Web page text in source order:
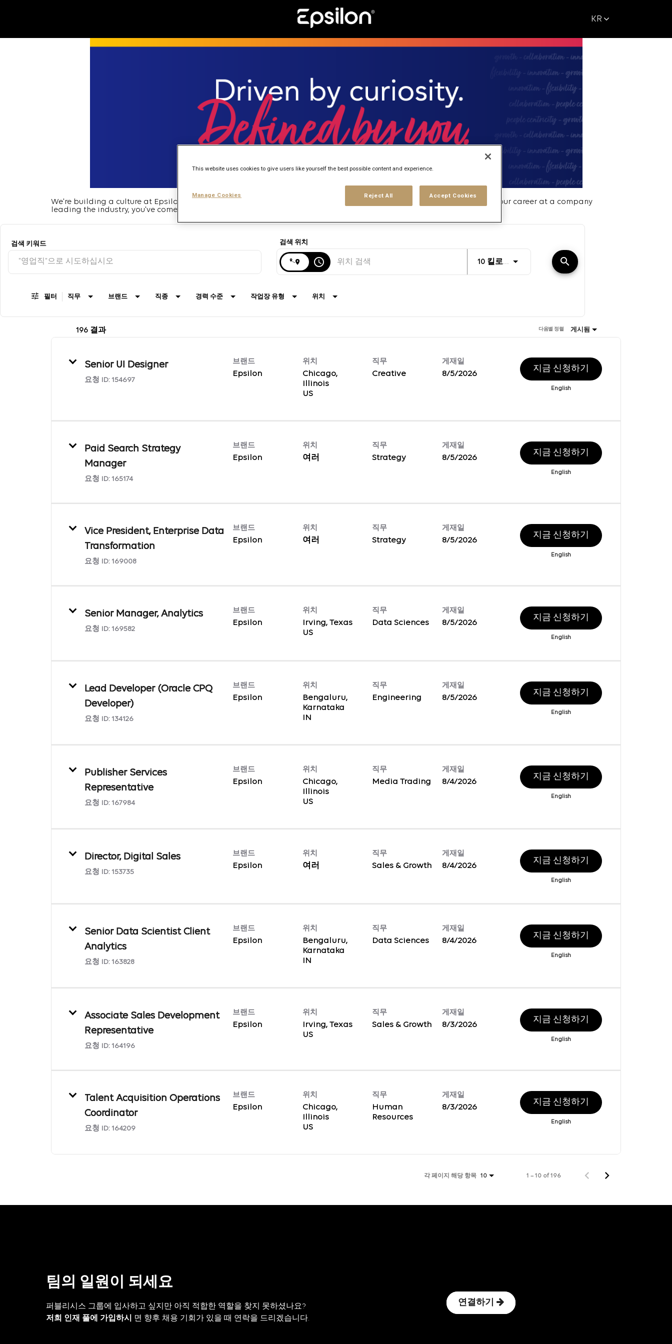
KR
We're building a culture at Epsilon where talented people (like you) can do exceptional work. If you're ready to grow your career at a company
leading the industry, you've come to the right place.
Job Search Page
검색 키워드
access_time
검색 위치
10 킬로미터 search
필터 직무 브랜드 직종 경력 수준 작업장 유형 위치
196 결과 게시됨
다음별 정렬
Senior UI Designer
요청 ID: 154697
브랜드
Epsilon
위치
Chicago,
Illinois
US
직무
Creative
게재일
8/5/2026
지금 신청하기
English
Paid Search Strategy
Manager
요청 ID: 165174
브랜드
Epsilon
위치
여러
직무
Strategy
게재일
8/5/2026
지금 신청하기
English
Vice President, Enterprise Data
Transformation
요청 ID: 169008
브랜드
Epsilon
위치
여러
직무
Strategy
게재일
8/5/2026
지금 신청하기
English
Senior Manager, Analytics
요청 ID: 169582
브랜드
Epsilon
위치
Irving, Texas
US
직무
Data Sciences
게재일
8/5/2026
지금 신청하기
English
Lead Developer (Oracle CPQ
Developer)
요청 ID: 134126
브랜드
Epsilon
위치
Bengaluru,
Karnataka
직무
Engineering
게재일
8/5/2026
지금 신청하기
English
Publisher Services
Representative
요청 ID: 167984
브랜드
Epsilon
위치
Chicago,
Illinois
US
직무
Media Trading
게재일
8/4/2026
지금 신청하기
English
Director, Digital Sales
요청 ID: 153735
브랜드
Epsilon
위치
여러
직무
Sales & Growth
게재일
8/4/2026
지금 신청하기
English
Senior Data Scientist Client
Analytics
요청 ID: 163828
브랜드
Epsilon
위치
Bengaluru,
Karnataka
직무
Data Sciences
게재일
8/4/2026
지금 신청하기
English
Associate Sales Development
Representative
요청 ID: 164196
브랜드
Epsilon
위치
Irving, Texas
US
직무
Sales & Growth
게재일
8/3/2026
지금 신청하기
English
Talent Acquisition Operations
Coordinator
요청 ID: 164209
브랜드
Epsilon
위치
Chicago,
Illinois
US
직무
Human
Resources
게재일
8/3/2026
지금 신청하기
English
각 페이지 해당 항목 10 1 – 10 of 196
팀의 일원이 되세요
퍼블리시스 그룹에 입사하고 싶지만 아직 적합한 역할을 찾지 못하셨나요?
저희 인재 풀에 가입하시
면 향후 채용 기회가 있을 때 연락을 드리겠습니다.
연결하기
This website uses cookies to give users like yourself the best possible content and experience.
Reject All Accept Cookies
Manage Cookies